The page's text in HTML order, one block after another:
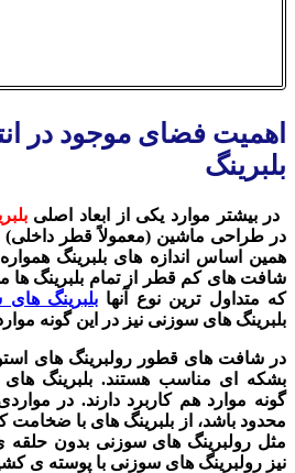
اهمیت فضای موجود در
بلبرینگ
در بیشتر موارد یکی از ابعاد اصلی
در طراحی ماشین (معمولاً قطر
همین اساس اندازه‌ های بلبرینگ
شافت های کم قطر از تمام بلبرینگ ها
که متداول‌ ترین نوع آنها بلبرینگ‌
بلبرینگ های سوزنی نیز در این‌ گونه
در شافت های قطور رولبرینگ های
بشکه‌ ای مناسب هستند. بلبرینگ‌
گونه موارد هم کاربرد دارند. در
محدود باشد، از بلبرینگ های با ضخامت
مثل رولبرینگ های سوزنی بدون حلقه
نیز رولبرینگ های سوزنی با پوسته ی